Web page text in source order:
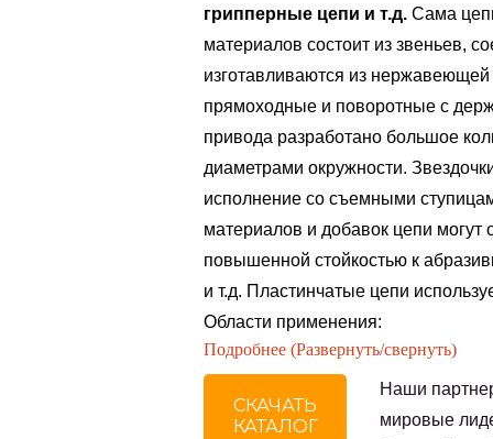
грипперные цепи и т.д. Сама
материалов состоит из звеньев,
изготавливаются из
прямоходные и поворотные с
привода разработано большое
диаметрами окружности.
исполнение со съемными
материалов и добавок цепи
повышенной стойкостью к
и т.д. Пластинчатые цепи
Области применения:
Подробнее (Развернуть/свернуть)
СКАЧАТЬ
КАТАЛОГ
Наши
мировые